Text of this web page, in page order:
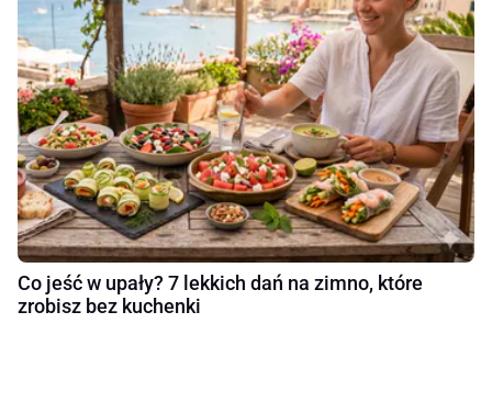
Co jeść w upały? 7 lekkich dań na zimno, które
zrobisz bez kuchenki